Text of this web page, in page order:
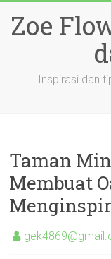
content
Zoe
Inspirasi dan
Taman
Membuat